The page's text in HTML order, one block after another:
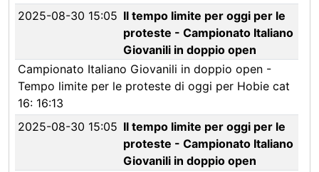
2025-08-30 15:05 Il tempo limite per oggi per le
proteste - Campionato Italiano
Giovanili in doppio open
Campionato Italiano Giovanili in doppio open -
Tempo limite per le proteste di oggi per Hobie cat
16: 16:13
2025-08-30 15:05 Il tempo limite per oggi per le
proteste - Campionato Italiano
Giovanili in doppio open